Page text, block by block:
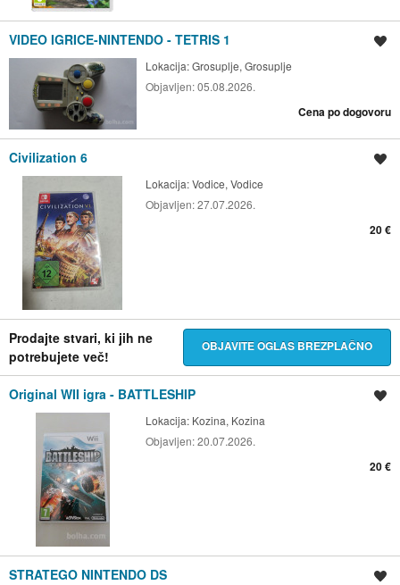
VIDEO IGRICE-NINTENDO - TETRIS 1
Lokacija:Grosuplje, Grosuplje
Objavljen:05.08.2026.
Cena po dogovoru
Civilization 6
Lokacija:Vodice, Vodice
Objavljen:27.07.2026.
20 €
Prodajte stvari, ki jih ne
potrebujete več!
OBJAVITE OGLAS BREZPLAČNO
Original WII igra - BATTLESHIP
Lokacija: Kozina, Kozina
Objavljen:20.07.2026.
20 €
STRATEGO NINTENDO DS